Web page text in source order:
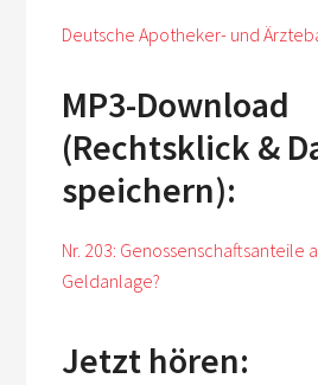
Deutsche Apotheker- und
MP3-Download
(Rechtsklick &
speichern):
Nr. 203: Genossenschaftsanteile
Geldanlage?
Jetzt hören: